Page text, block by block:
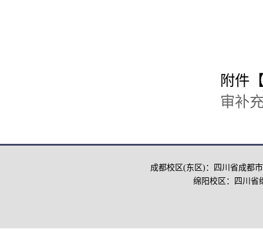
附件
审补
成都校区(东区)：四川省成都
绵阳校区：四川省